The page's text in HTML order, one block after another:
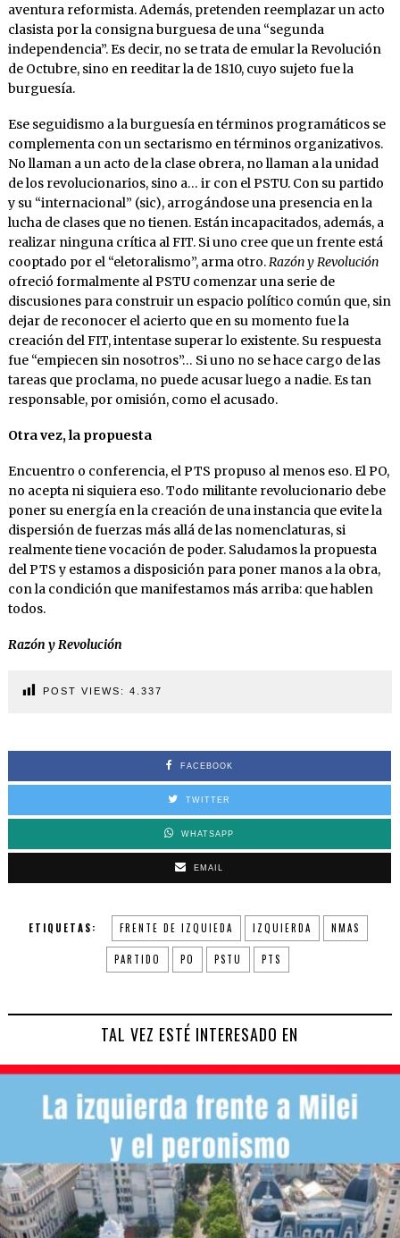
aventura reformista. Además, pretenden reemplazar un acto
clasista por la consigna burguesa de una “segunda
independencia”. Es decir, no se trata de emular la Revolución
de Octubre, sino en reeditar la de 1810, cuyo sujeto fue la
burguesía.
Ese seguidismo a la burguesía en términos programáticos se
complementa con un sectarismo en términos organizativos.
No llaman a un acto de la clase obrera, no llaman a la unidad
de los revolucionarios, sino a… ir con el PSTU. Con su partido
y su “internacional” (sic), arrogándose una presencia en la
lucha de clases que no tienen. Están incapacitados, además, a
realizar ninguna crítica al FIT. Si uno cree que un frente está
cooptado por el “eletoralismo”, arma otro.Razón y Revolución
ofreció formalmente al PSTU comenzar una serie de
discusiones para construir un espacio político común que, sin
dejar de reconocer el acierto que en su momento fue la
creación del FIT, intentase superar lo existente. Su respuesta
fue “empiecen sin nosotros”… Si uno no se hace cargo de las
tareas que proclama, no puede acusar luego a nadie. Es tan
responsable, por omisión, como el acusado.
Otra vez, la propuesta
Encuentro o conferencia, el PTS propuso al menos eso. El PO,
no acepta ni siquiera eso. Todo militante revolucionario debe
poner su energía en la creación de una instancia que evite la
dispersión de fuerzas más allá de las nomenclaturas, si
realmente tiene vocación de poder. Saludamos la propuesta
del PTS y estamos a disposición para poner manos a la obra,
con la condición que manifestamos más arriba: que hablen
todos.
Razón y Revolución
POST VIEWS: 4.337
FACEBOOK
TWITTER
WHATSAPP
EMAIL
ETIQUETAS: FRENTE DE IZQUIEDA IZQUIERDA NMAS
PARTIDO PO PSTU PTS
TAL VEZ ESTÉ INTERESADO EN